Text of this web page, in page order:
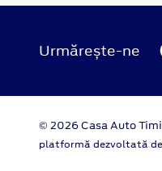
Urmărește-ne
© 2026 Casa Auto
platformă dezvoltată